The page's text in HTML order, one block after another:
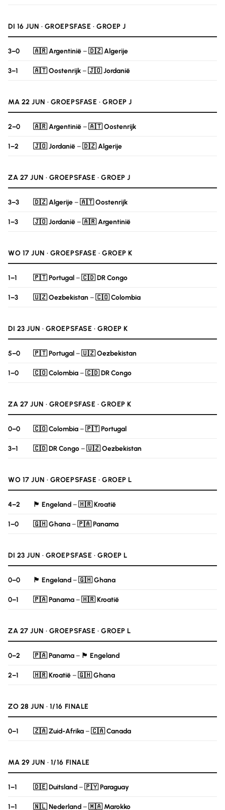
DI 16 JUN · GROEPSFASE · GROEP J
3–0 🇦🇷 Argentinië–🇩🇿 Algerije
3–1 🇦🇹 Oostenrijk–🇯🇴 Jordanië
MA 22 JUN · GROEPSFASE · GROEP J
2–0 🇦🇷 Argentinië–🇦🇹 Oostenrijk
1–2 🇯🇴 Jordanië–🇩🇿 Algerije
ZA 27 JUN · GROEPSFASE · GROEP J
3–3 🇩🇿 Algerije–🇦🇹 Oostenrijk
1–3 🇯🇴 Jordanië–🇦🇷 Argentinië
WO 17 JUN · GROEPSFASE · GROEP K
1–1 🇵🇹 Portugal–🇨🇩 DR Congo
1–3 🇺🇿 Oezbekistan –🇨🇴 Colombia
DI 23 JUN · GROEPSFASE · GROEP K
5–0 🇵🇹 Portugal–🇺🇿 Oezbekistan
1–0 🇨🇴 Colombia–🇨🇩 DR Congo
ZA 27 JUN · GROEPSFASE · GROEP K
0–0 🇨🇴 Colombia–🇵🇹 Portugal
3–1 🇨🇩 DR Congo–🇺🇿 Oezbekistan
WO 17 JUN · GROEPSFASE · GROEP L
4–2 🏴󠁧󠁢󠁥󠁮󠁧󠁿 Engeland–🇭🇷 Kroatië
1–0 🇬🇭 Ghana–🇵🇦 Panama
DI 23 JUN · GROEPSFASE · GROEP L
0–0 🏴󠁧󠁢󠁥󠁮󠁧󠁿 Engeland–🇬🇭 Ghana
0–1 🇵🇦 Panama–🇭🇷 Kroatië
ZA 27 JUN · GROEPSFASE · GROEP L
0–2 🇵🇦 Panama– 🏴󠁧󠁢󠁥󠁮󠁧󠁿 Engeland
2–1 🇭🇷 Kroatië–🇬🇭 Ghana
ZO 28 JUN · 1/16 FINALE
0–1 🇿🇦 Zuid-Afrika–🇨🇦 Canada
MA 29 JUN · 1/16 FINALE
1–1 🇩🇪 Duitsland–🇵🇾 Paraguay
1–1 🇳🇱 Nederland–🇲🇦 Marokko